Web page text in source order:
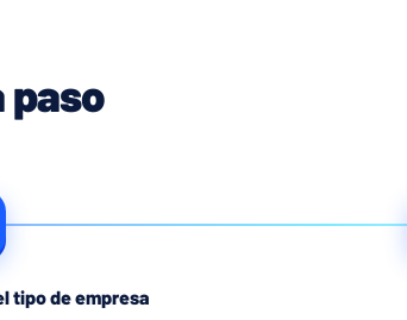
paso
tipo de empresa